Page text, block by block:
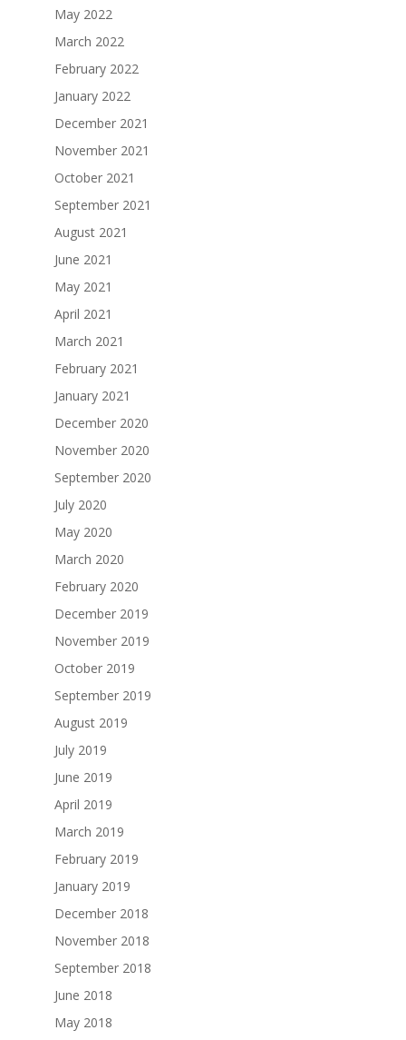
May 2022
March 2022
February 2022
January 2022
December 2021
November 2021
October 2021
September 2021
August 2021
June 2021
May 2021
April 2021
March 2021
February 2021
January 2021
December 2020
November 2020
September 2020
July 2020
May 2020
March 2020
February 2020
December 2019
November 2019
October 2019
September 2019
August 2019
July 2019
June 2019
April 2019
March 2019
February 2019
January 2019
December 2018
November 2018
September 2018
June 2018
May 2018